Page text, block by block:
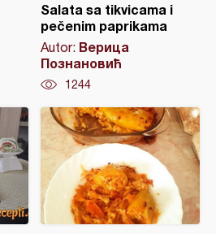
Salata sa tikvicama i
pečenim paprikama
Autor: Верица
Познановић
1244